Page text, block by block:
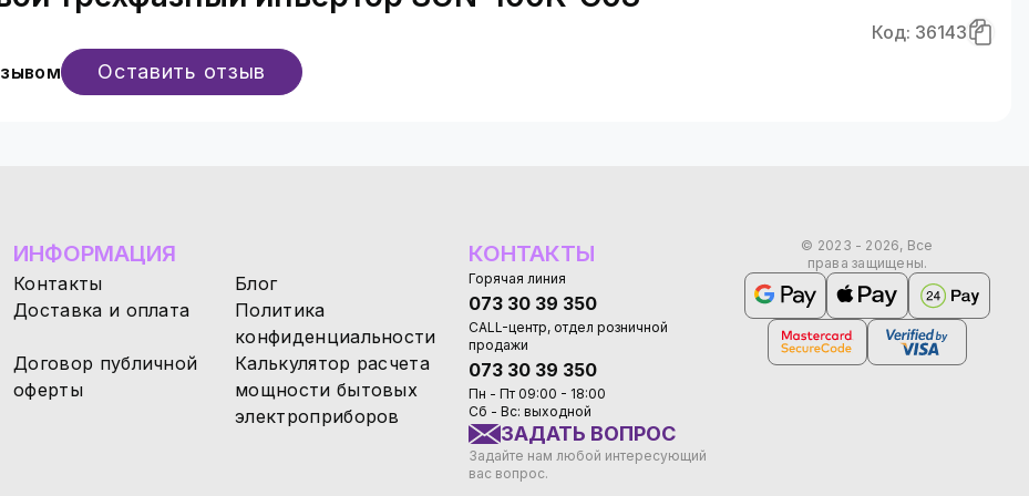
помещениях
. Класс защиты от вредных воздействий окружающей среды IP65. Диапазон рабочих
Высокое качество защиты от теневых эффектов;
пространство. Конструкция контура, основанная на температурном градиенте.
инвертор для солнечных батарей в Украине в кредит или воспользовавшись услугой “оплата частями".
Код: 36143
Оставить отзыв
ИНФОРМАЦИЯ
Контакты
Блог
Доставка и оплата
Политика
конфиденциальности
Договор публичной
оферты
Калькулятор расчета
мощности бытовых
электроприборов
КОНТАКТЫ
Горячая линия
073 30 39 350
CALL-центр, отдел розничной
продажи
073 30 39 350
Пн - Пт 09:00 - 18:00
Сб - Вс: выходной
ЗАДАТЬ ВОПРОС
Задайте нам любой интересующий
вас вопрос.
© 2023 - 2026, Все
права защищены.